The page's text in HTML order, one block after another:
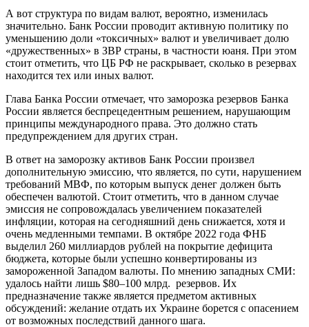
А вот структура по видам валют, вероятно, изменилась
значительно. Банк России проводит активную политику по
уменьшению доли «токсичных» валют и увеличивает долю
«дружественных» в ЗВР страны, в частности юаня. При этом
стоит отметить, что ЦБ РФ не раскрывает, сколько в резервах
находится тех или иных валют.
Глава Банка России отмечает, что заморозка резервов Банка
России является беспрецедентным решением, нарушающим
принципы международного права. Это должно стать
предупреждением для других стран.
В ответ на заморозку активов Банк России произвел
дополнительную эмиссию, что является, по сути, нарушением
требований МВФ, по которым выпуск денег должен быть
обеспечен валютой. Стоит отметить, что в данном случае
эмиссия не сопровождалась увеличением показателей
инфляции, которая на сегодняшний день снижается, хотя и
очень медленными темпами. В октябре 2022 года ФНБ
выделил 260 миллиардов рублей на покрытие дефицита
бюджета, которые были успешно конвертированы из
замороженной Западом валюты. По мнению западных СМИ:
удалось найти лишь $80–100 млрд. резервов. Их
предназначение также является предметом активных
обсуждений: желание отдать их Украине борется с опасением
от возможных последствий данного шага.